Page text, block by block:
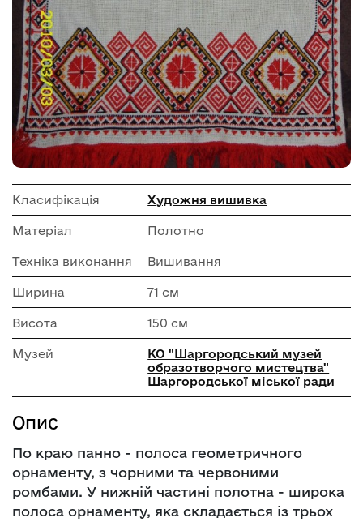
Класифікація Художня вишивка
Матеріал Полотно
Техніка виконання Вишивання
Ширина 71 см
Висота 150 см
Музей
КО "Шаргородський музей
образотворчого мистецтва"
Шаргородської міської ради
Опис
По краю панно - полоса геометричного
орнаменту, з чорними та червоними
ромбами. У нижній частині полотна - широка
полоса орнаменту, яка складається із трьох